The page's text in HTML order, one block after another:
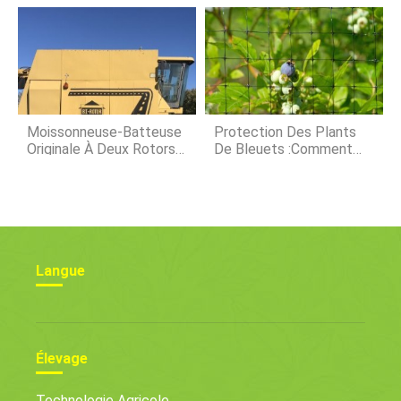
Moissonneuse-Batteuse
Originale À Deux Rotors
Protection Des Plants
De Bleuets :comment
Langue
Élevage